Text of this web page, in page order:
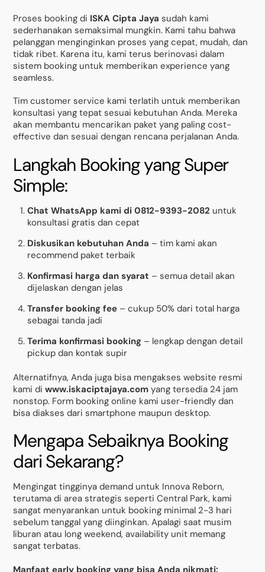
Proses booking di ISKA Cipta Jaya sudah kami
sederhanakan semaksimal mungkin. Kami tahu bahwa
pelanggan menginginkan proses yang cepat, mudah, dan
tidak ribet. Karena itu, kami terus berinovasi dalam
sistem booking untuk memberikan experience yang
seamless.
Tim customer service kami terlatih untuk memberikan
konsultasi yang tepat sesuai kebutuhan Anda. Mereka
akan membantu mencarikan paket yang paling cost-
effective dan sesuai dengan rencana perjalanan Anda.
Langkah Booking yang Super
Simple:
Chat WhatsApp kami di 0812-9393-2082 untuk
konsultasi gratis dan cepat
Diskusikan kebutuhan Anda – tim kami akan
recommend paket terbaik
Konfirmasi harga dan syarat – semua detail akan
dijelaskan dengan jelas
Transfer booking fee – cukup 50% dari total harga
sebagai tanda jadi
Terima konfirmasi booking – lengkap dengan detail
pickup dan kontak supir
Alternatifnya, Anda juga bisa mengakses website resmi
kami diwww.iskaciptajaya.com yang tersedia 24 jam
nonstop. Form booking online kami user-friendly dan
bisa diakses dari smartphone maupun desktop.
Mengapa Sebaiknya Booking
dari Sekarang?
Mengingat tingginya demand untuk Innova Reborn,
terutama di area strategis seperti Central Park, kami
sangat menyarankan untuk booking minimal 2-3 hari
sebelum tanggal yang diinginkan. Apalagi saat musim
liburan atau long weekend, availability unit memang
sangat terbatas.
Manfaat early booking yang bisa Anda nikmati: